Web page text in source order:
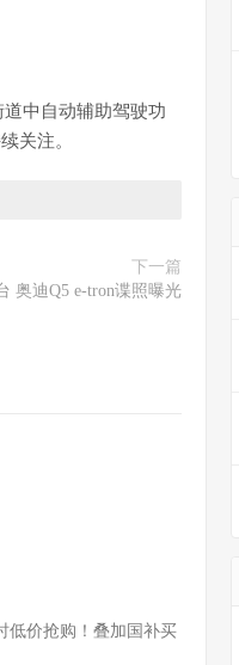
中自动辅助驾驶功
关注。
下一篇
奥迪Q5 e-tron谍照曝光
低价抢购！叠加国补买